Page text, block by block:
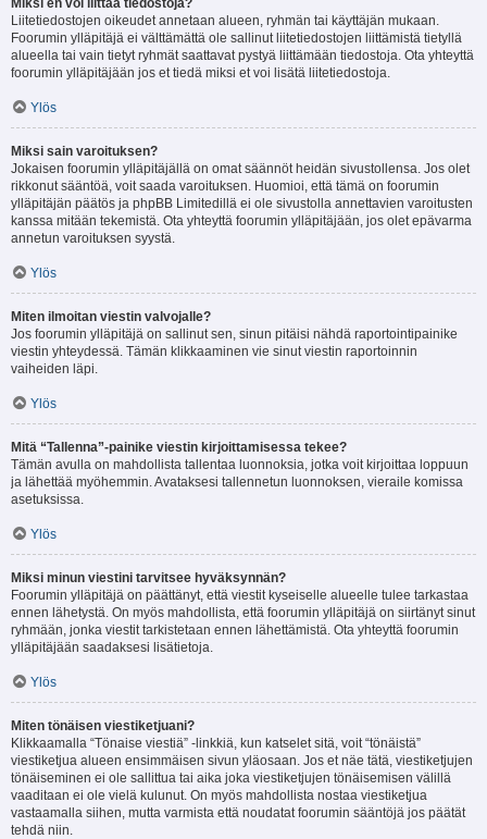
Miksi en voi liittää tiedostoja?
Liitetiedostojen oikeudet annetaan alueen, ryhmän tai käyttäjän mukaan.
Foorumin ylläpitäjä ei välttämättä ole sallinut liitetiedostojen liittämistä tietyllä
alueella tai vain tietyt ryhmät saattavat pystyä liittämään tiedostoja. Ota yhteyttä
foorumin ylläpitäjään jos et tiedä miksi et voi lisätä liitetiedostoja.
Ylös
Miksi sain varoituksen?
Jokaisen foorumin ylläpitäjällä on omat säännöt heidän sivustollensa. Jos olet
rikkonut sääntöä, voit saada varoituksen. Huomioi, että tämä on foorumin
ylläpitäjän päätös ja phpBB Limitedillä ei ole sivustolla annettavien varoitusten
kanssa mitään tekemistä. Ota yhteyttä foorumin ylläpitäjään, jos olet epävarma
annetun varoituksen syystä.
Ylös
Miten ilmoitan viestin valvojalle?
Jos foorumin ylläpitäjä on sallinut sen, sinun pitäisi nähdä raportointipainike
viestin yhteydessä. Tämän klikkaaminen vie sinut viestin raportoinnin
vaiheiden läpi.
Ylös
Mitä “Tallenna”-painike viestin kirjoittamisessa tekee?
Tämän avulla on mahdollista tallentaa luonnoksia, jotka voit kirjoittaa loppuun
ja lähettää myöhemmin. Avataksesi tallennetun luonnoksen, vieraile komissa
asetuksissa.
Ylös
Miksi minun viestini tarvitsee hyväksynnän?
Foorumin ylläpitäjä on päättänyt, että viestit kyseiselle alueelle tulee tarkastaa
ennen lähetystä. On myös mahdollista, että foorumin ylläpitäjä on siirtänyt sinut
ryhmään, jonka viestit tarkistetaan ennen lähettämistä. Ota yhteyttä foorumin
ylläpitäjään saadaksesi lisätietoja.
Ylös
Miten tönäisen viestiketjuani?
Klikkaamalla “Tönaise viestiä” -linkkiä, kun katselet sitä, voit “tönäistä”
viestiketjua alueen ensimmäisen sivun yläosaan. Jos et näe tätä, viestiketjujen
tönäiseminen ei ole sallittua tai aika joka viestiketjujen tönäisemisen välillä
vaaditaan ei ole vielä kulunut. On myös mahdollista nostaa viestiketjua
vastaamalla siihen, mutta varmista että noudatat foorumin sääntöjä jos päätät
tehdä niin.